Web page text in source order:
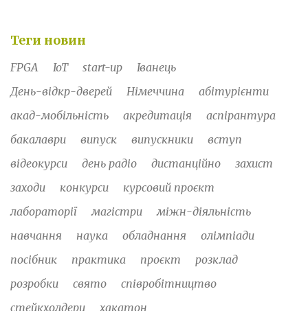
Теги новин
FPGA IoT start-up
Іванець
День-відкр-дверей
Німеччина
абітурієнти
акад-мобільність
акредитація
аспірантура
бакалаври
випуск випускники
вступ
відеокурси
день радіо дистанційно
захист
заходи
конкурси
курсовий проєкт
лабораторії
магістри
міжн-діяльність
навчання
наука обладнання
олімпіади
посібник
практика проєкт
розклад
розробки
свято
співробітництво
стейкхолдери
хакатон